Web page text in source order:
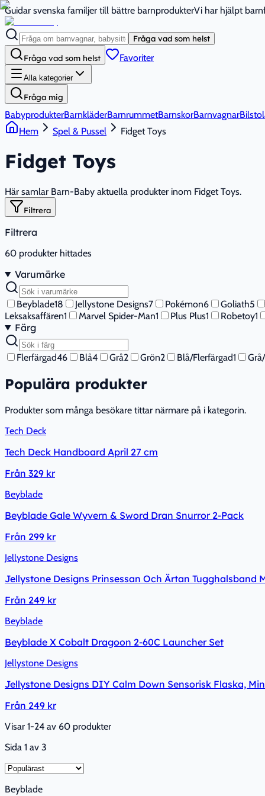
Guidar svenska familjer till bättre barnprodukterVi har hjälpt
Fråga vad som helst
Fråga vad som helst Favoriter
Alla kategorier
Fråga mig
BabyprodukterBarnkläderBarnrummetBarnskorBarnvagnar
Hem
Spel & Pussel Fidget Toys
Fidget Toys
Här samlar Barn-Baby aktuella produkter inom Fidget Toys.
Filtrera
Filtrera
60 produkter hittades
Varumärke
Beyblade18 Jellystone Designs7 Pokémon6 Goliath5
Leksaksaffären1 Marvel Spider-Man1 Plus Plus1 Robetoy1
Färg
Flerfärgad46 Blå4 Grå2 Grön2 Blå/Flerfärgad1
Populära produkter
Produkter som många besökare tittar närmare på i kategorin.
Tech Deck
Tech Deck Handboard April 27 cm
Från 329 kr
Beyblade
Beyblade Gale Wyvern & Sword Dran Snurror 2-Pack
Från 299 kr
Jellystone Designs
Jellystone Designs Prinsessan Och Ärtan Tugghalsband
Från 249 kr
Beyblade
Beyblade X Cobalt Dragoon 2-60C Launcher Set
Jellystone Designs
Jellystone Designs DIY Calm Down Sensorisk Flaska,
Från 249 kr
Visar 1-24 av 60 produkter
Sida 1 av 3
Beyblade